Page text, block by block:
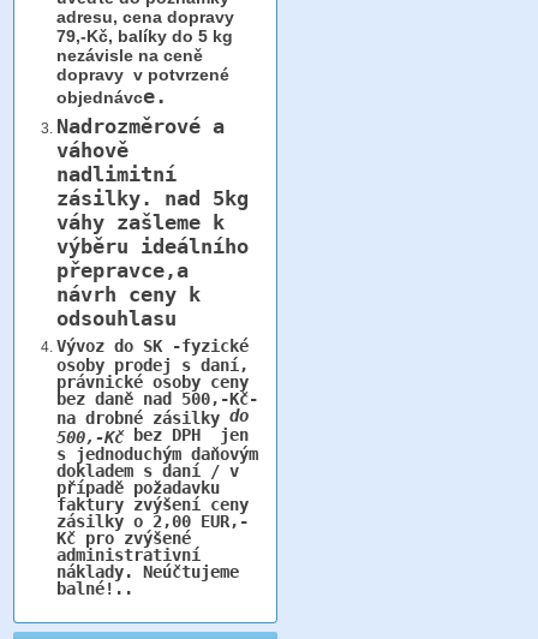
adresu, cena dopravy
79,-Kč, balíky do 5 kg
nezávisle na ceně
dopravy v potvrzené
objednávce.
Nadrozměrové a
váhově
nadlimitní
zásilky. nad 5kg
váhy zašleme k
výběru ideálního
přepravce,a
návrh ceny k
odsouhlasu
Vývoz do SK -fyzické
osoby prodej s daní,
právnické osoby ceny
bez daně nad 500,-Kč-
na drobné zásilky do
500,-Kčbez DPH jen
s jednoduchým daňovým
dokladem s daní / v
případě požadavku
faktury zvýšení ceny
zásilky o 2,00 EUR,-
Kč pro zvýšené
administrativní
náklady. Neúčtujeme
balné!..